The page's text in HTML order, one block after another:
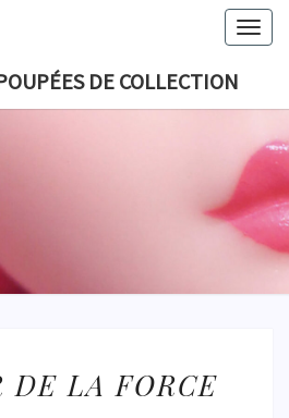
DE COLLECTION
MISS
BLOG
JOUR
DE LA FORCE